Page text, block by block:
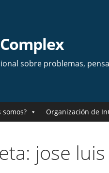
sobre problemas,
somos? Organización de
jose